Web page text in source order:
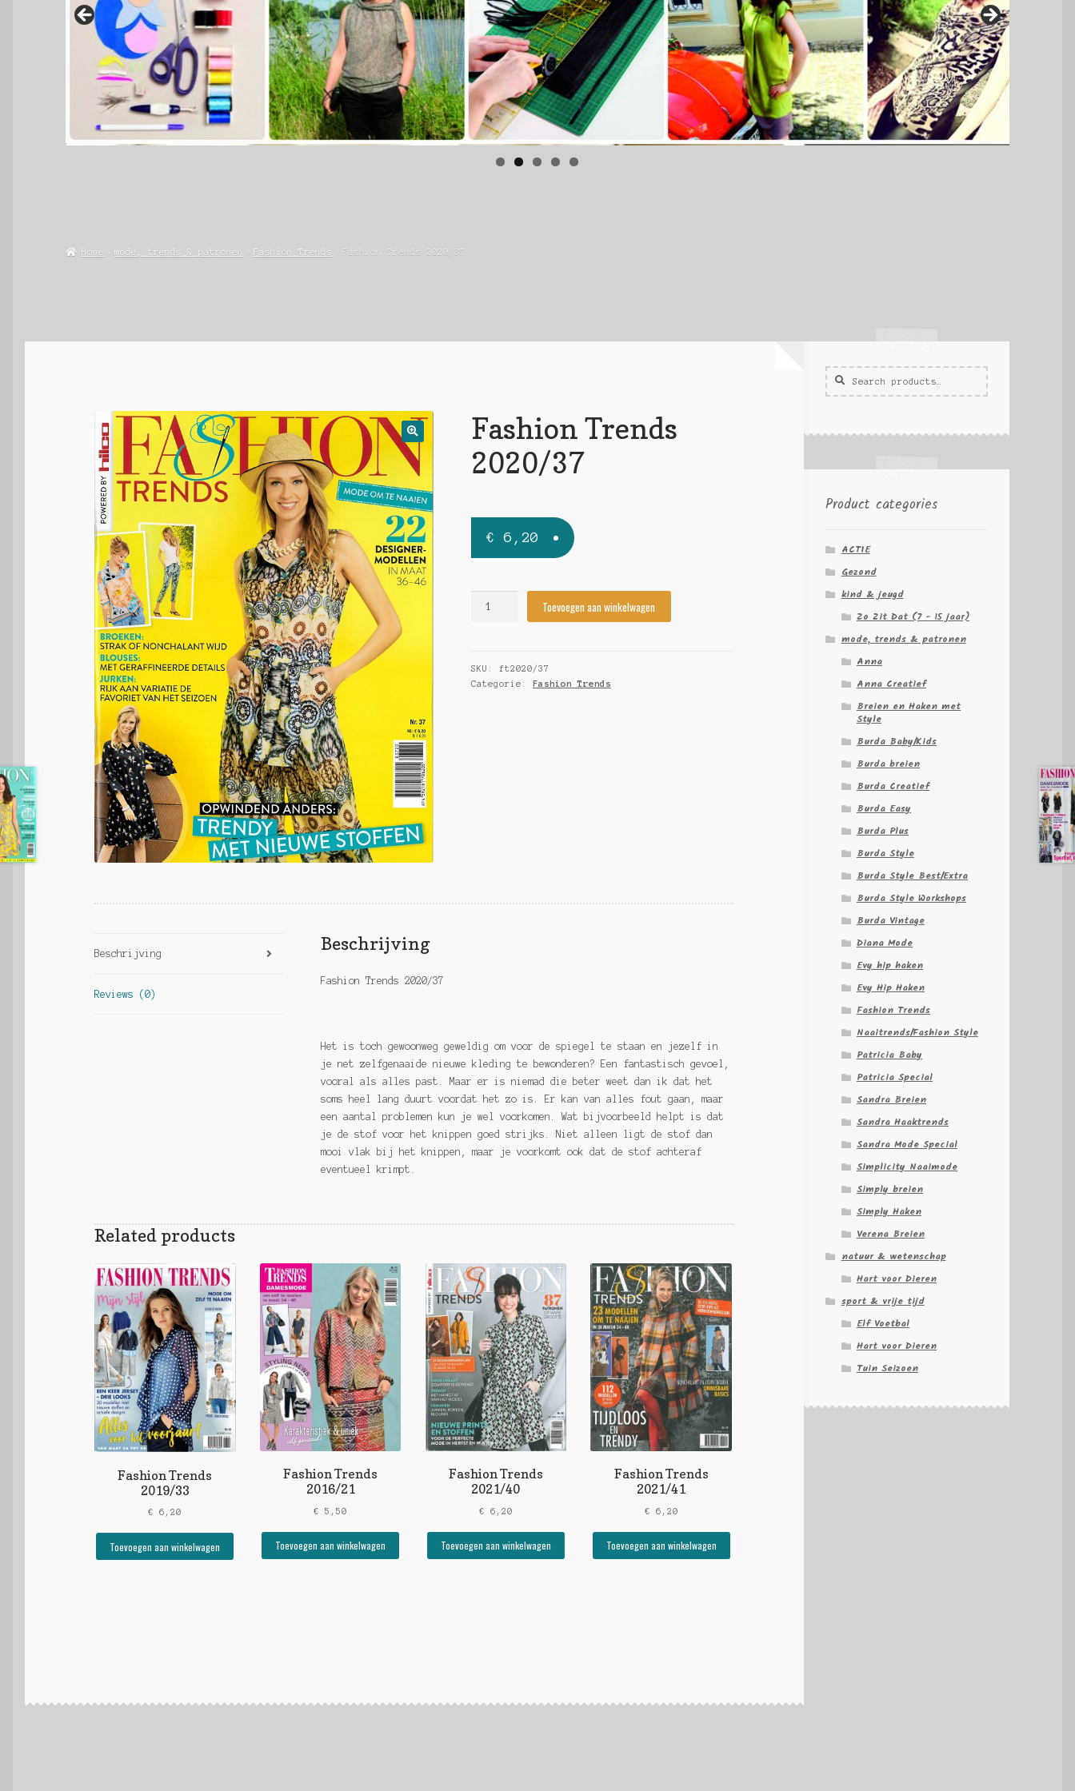
Home mode, trends & patronen Fashion Trends Fashion Trends 2020/37
🔍
Fashion Trends
2020/37
€ 6,20
Toevoegen aan winkelwagen
SKU:
ft2020/37
Categorie:
Fashion Trends
Beschrijving
Reviews (0)
Beschrijving
Fashion Trends 2020/37
Het is toch gewoonweg geweldig om voor de spiegel te staan en jezelf in
je net zelfgenaaide nieuwe kleding te bewonderen? Een fantastisch gevoel,
vooral als alles past. Maar er is niemad die beter weet dan ik dat het
soms heel lang duurt voordat het zo is. Er kan van alles fout gaan, maar
een aantal problemen kun je wel voorkomen. Wat bijvoorbeeld helpt is dat
je de stof voor het knippen goed strijks. Niet alleen ligt de stof dan
mooi vlak bij het knippen, maar je voorkomt ook dat de stof achteraf
eventueel krimpt.
Related products
Fashion Trends
2019/33
€ 6,20
Toevoegen aan winkelwagen
Fashion Trends
2016/21
€ 5,50
Toevoegen aan winkelwagen
Fashion Trends
2021/40
€ 6,20
Toevoegen aan winkelwagen
Fashion Trends
2021/41
€ 6,20
Toevoegen aan winkelwagen
Zoeken
voor:
Zoek
Product categories
ACTIE
Gezond
kind & jeugd
Zo Zit Dat (7 - 15 jaar)
mode, trends & patronen
Anna
Anna Creatief
Breien en Haken met
Style
Burda Baby/Kids
Burda breien
Burda Creatief
Burda Easy
Burda Plus
Burda Style
Burda Style Best/Extra
Burda Style Workshops
Burda Vintage
Diana Mode
Evy hip haken
Evy Hip Haken
Fashion Trends
Naaitrends/Fashion Style
Patricia Baby
Patricia Special
Sandra Breien
Sandra Haaktrends
Sandra Mode Special
Simplicity Naaimode
Simply breien
Simply Haken
Verena Breien
natuur & wetenschap
Hart voor Dieren
sport & vrije tijd
Elf Voetbal
Hart voor Dieren
Tuin Seizoen